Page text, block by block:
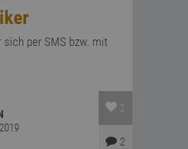
per SMS bzw. mit
2
2